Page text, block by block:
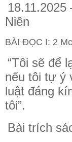
Niên
BÀI ĐỌC I: 2
“Tôi sẽ để
nếu tôi tự ý
luật đáng
tôi”.
Bài trích